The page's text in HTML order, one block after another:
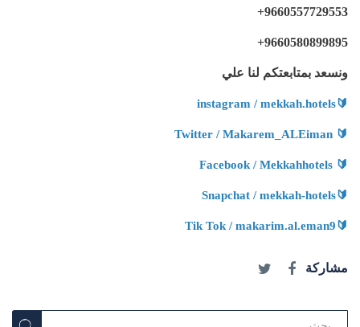
+9660557729553
+9660580899895
ونسعد بمتابعتكم لنا علي
🔰
instagram / mekkah.hotels
🔰
🔰
🔰
Snapchat / mekkah-hotels
🔰
Tik Tok / makarim.al.eman9
مشاركة